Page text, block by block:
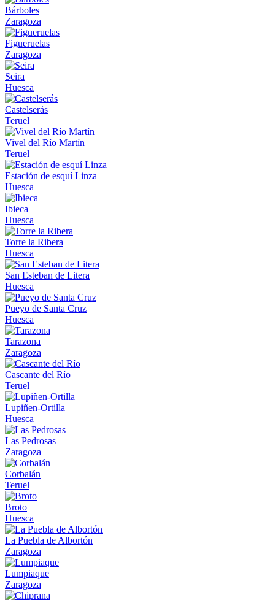
Bárboles
Zaragoza
Figueruelas
Zaragoza
Seira
Huesca
Castelserás
Teruel
Vivel del Río Martín
Teruel
Estación de esquí Linza
Huesca
Ibieca
Huesca
Torre la Ribera
Huesca
San Esteban de Litera
Huesca
Pueyo de Santa Cruz
Huesca
Tarazona
Zaragoza
Cascante del Río
Teruel
Lupiñen-Ortilla
Huesca
Las Pedrosas
Zaragoza
Corbalán
Teruel
Broto
Huesca
La Puebla de Albortón
Zaragoza
Lumpiaque
Zaragoza